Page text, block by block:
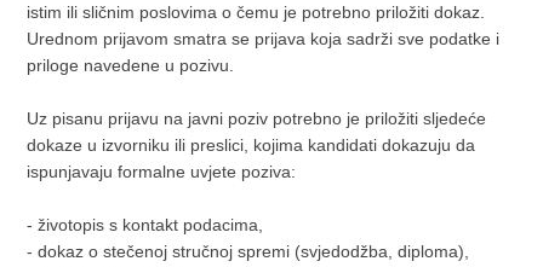
istim ili sličnim poslovima o čemu je potrebno priložiti dokaz.
Urednom prijavom smatra se prijava koja sadrži sve podatke i
priloge navedene u pozivu.
Uz pisanu prijavu na javni poziv potrebno je priložiti sljedeće
dokaze u izvorniku ili preslici, kojima kandidati dokazuju da
ispunjavaju formalne uvjete poziva:
- životopis s kontakt podacima,
- dokaz o stečenoj stručnoj spremi (svjedodžba, diploma),